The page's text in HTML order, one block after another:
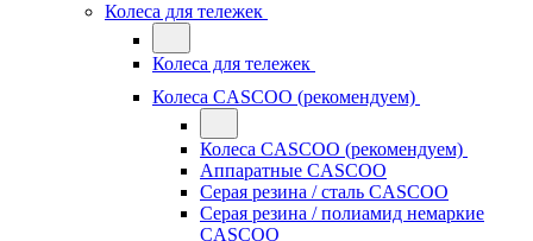
Колеса для тележек
Колеса для тележек
Колеса CASCOO (рекомендуем)
Колеса CASCOO (рекомендуем)
Аппаратные CASCOO
Серая резина / сталь CASCOO
Серая резина / полиамид немаркие
CASCOO